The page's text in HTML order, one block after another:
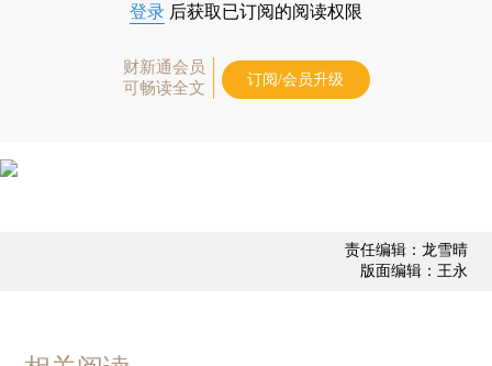
登录 后获取已订阅的阅读权限
财新通会员
可畅读全文
订阅/会员升级
责任编辑：龙雪晴
版面编辑：王永